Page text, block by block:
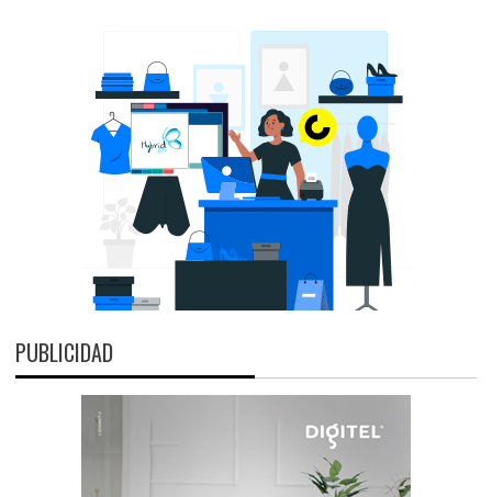
PUBLICIDAD